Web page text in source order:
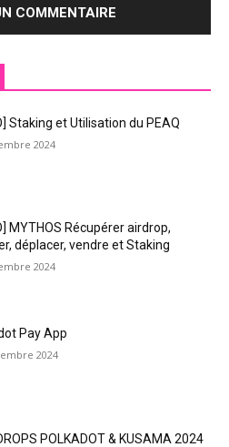
Staking et Utilisation du PEAQ
2024
MYTHOS Récupérer airdrop,
déplacer, vendre et Staking
2024
Pay App
2024
POLKADOT & KUSAMA 2024